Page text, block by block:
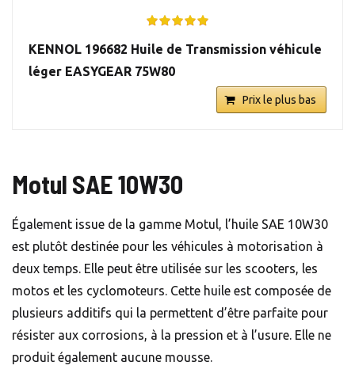
KENNOL 196682 Huile de Transmission véhicule
léger EASYGEAR 75W80
Prix le plus bas
Motul SAE 10W30
Également issue de la gamme Motul, l’huile SAE 10W30
est plutôt destinée pour les véhicules à motorisation à
deux temps. Elle peut être utilisée sur les scooters, les
motos et les cyclomoteurs. Cette huile est composée de
plusieurs additifs qui la permettent d’être parfaite pour
résister aux corrosions, à la pression et à l’usure. Elle ne
produit également aucune mousse.